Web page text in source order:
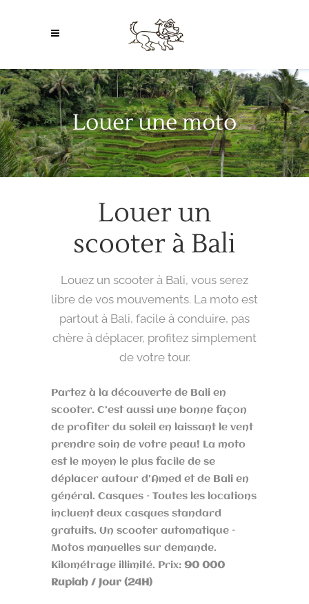
Louer une moto
Louer un
scooter à Bali
Louez un scooter à Bali, vous serez
libre de vos mouvements. La moto est
partout à Bali, facile à conduire, pas
chère à déplacer, profitez simplement
de votre tour.
Partez à la découverte de Bali en
scooter. C’est aussi une bonne façon
de profiter du soleil en laissant le vent
prendre soin de votre peau! La moto
est le moyen le plus facile de se
déplacer autour d’Amed et de Bali en
général. Casques – Toutes les locations
incluent deux casques standard
gratuits. Un scooter automatique –
Motos manuelles sur demande.
Kilométrage illimité. Prix: 90 000
Rupiah / Jour (24H)